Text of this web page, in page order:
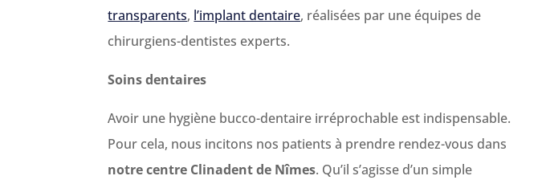
transparents, l’implant dentaire, réalisées par une équipes de
chirurgiens-dentistes experts.
Soins dentaires
Avoir une hygiène bucco-dentaire irréprochable est indispensable.
Pour cela, nous incitons nos patients à prendre rendez-vous dans
notre centre Clinadent de Nîmes. Qu’il s’agisse d’un simple